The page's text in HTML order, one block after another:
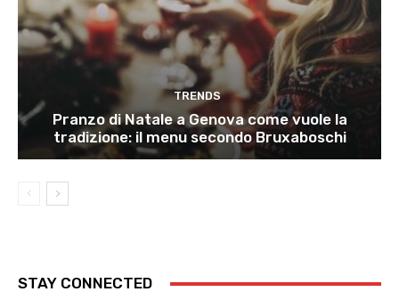
TRENDS
Pranzo di Natale a Genova come vuole la
tradizione: il menu secondo Bruxaboschi
STAY CONNECTED